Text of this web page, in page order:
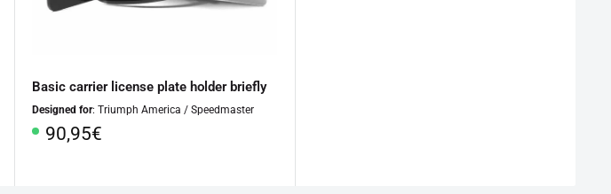
Basic carrier license plate holder briefly
Designed for: Triumph America / Speedmaster
Special
90,95€